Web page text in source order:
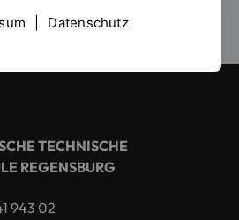
TECHNISCHE
REGENSBURG
943 02
Datenschutz